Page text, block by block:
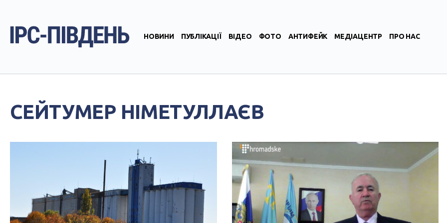
НОВИНИ ПУБЛІКАЦІЇ ВІДЕО ФОТО АНТИФЕЙК МЕДІАЦЕНТР ПРО НАС
СЕЙТУМЕР НІМЕТУЛЛАЄВ